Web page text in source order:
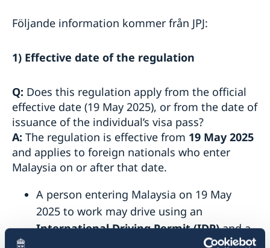
Naturförhållanden och katastrofer
In- och utresebestämmelser
Lokala lagar och sedvänjor
Kriminalitet och personlig säkerhet
SOS-International, Falck Global Assistance, ERV &
Följande information kommer från JPJ:
1) Effective date of the regulation
Q: Does this regulation apply from the official
effective date (19 May 2025), or from the date of
issuance of the individual’s visa pass?
A: The regulation is effective from 19 May 2025
and applies to foreign nationals who enter
Malaysia on or after that date.
A person entering Malaysia on 19 May
2025 to work may drive using an
International Driving Permit (IDP)and a
12 months